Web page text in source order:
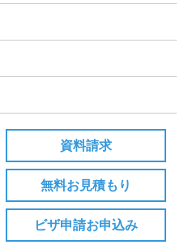
資料請求
無料お見積もり
ビザ申請お申込み